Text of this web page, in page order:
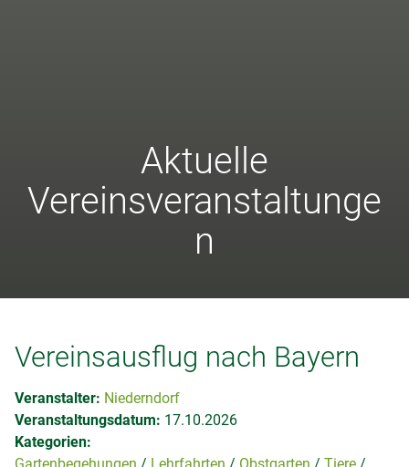
Aktuelle
Vereinsveranstaltunge
n
Vereinsausflug nach Bayern
Veranstalter: Niederndorf
Veranstaltungsdatum: 17.10.2026
Kategorien: